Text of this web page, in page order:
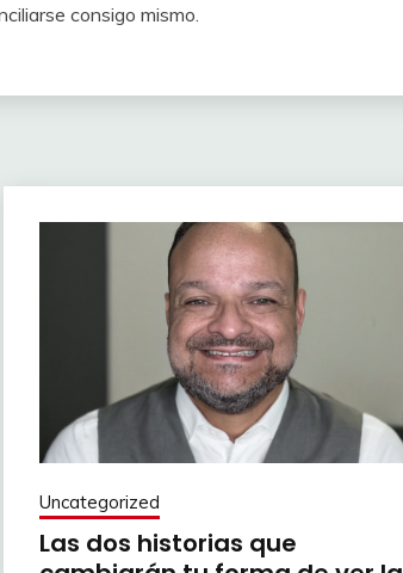
consigo mismo.
Uncategorized
Las dos historias que